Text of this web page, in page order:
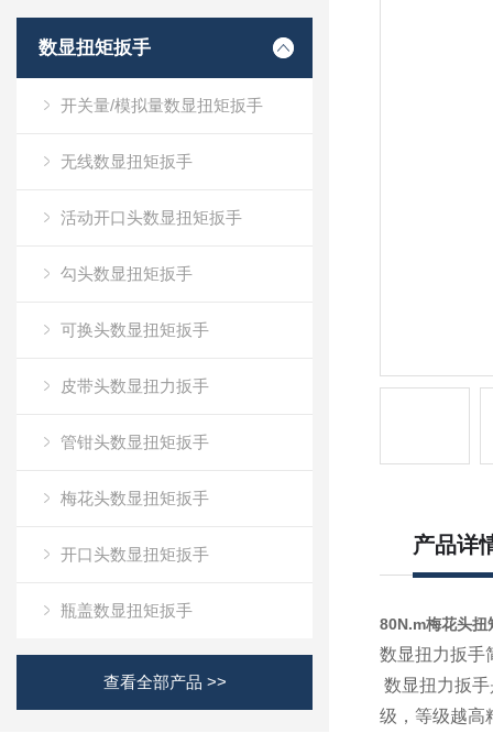
数显扭矩扳手
开关量/模拟量数显扭矩扳手
无线数显扭矩扳手
活动开口头数显扭矩扳手
勾头数显扭矩扳手
可换头数显扭矩扳手
皮带头数显扭力扳手
管钳头数显扭矩扳手
梅花头数显扭矩扳手
开口头数显扭矩扳手
瓶盖数显扭矩扳手
查看全部产品 >>
产品详
80N.m梅花头扭
数显扭力扳手
数显扭力扳
级，等级越高